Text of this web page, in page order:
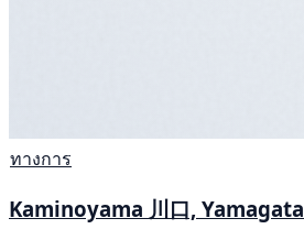
ทางการ
Kaminoyama 川口, Yamagata